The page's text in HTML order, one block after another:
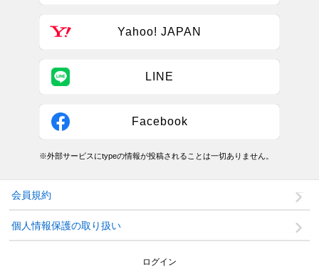
Yahoo! JAPAN
LINE
Facebook
※外部サービスにtypeの情報が投稿されることは一切ありません。
会員規約
個人情報保護の取り扱い
ログイン